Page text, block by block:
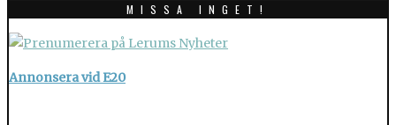
MISSA INGET!
Annonsera vid E20